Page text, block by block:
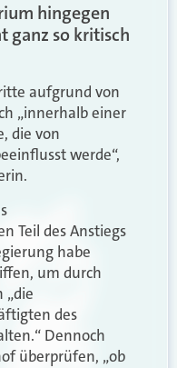
hingegen
ganz so kritisch
aufgrund von
„innerhalb einer
die von
werde“,
Teil des Anstiegs
habe
um durch
„die
des
Dennoch
überprüfen, „ob